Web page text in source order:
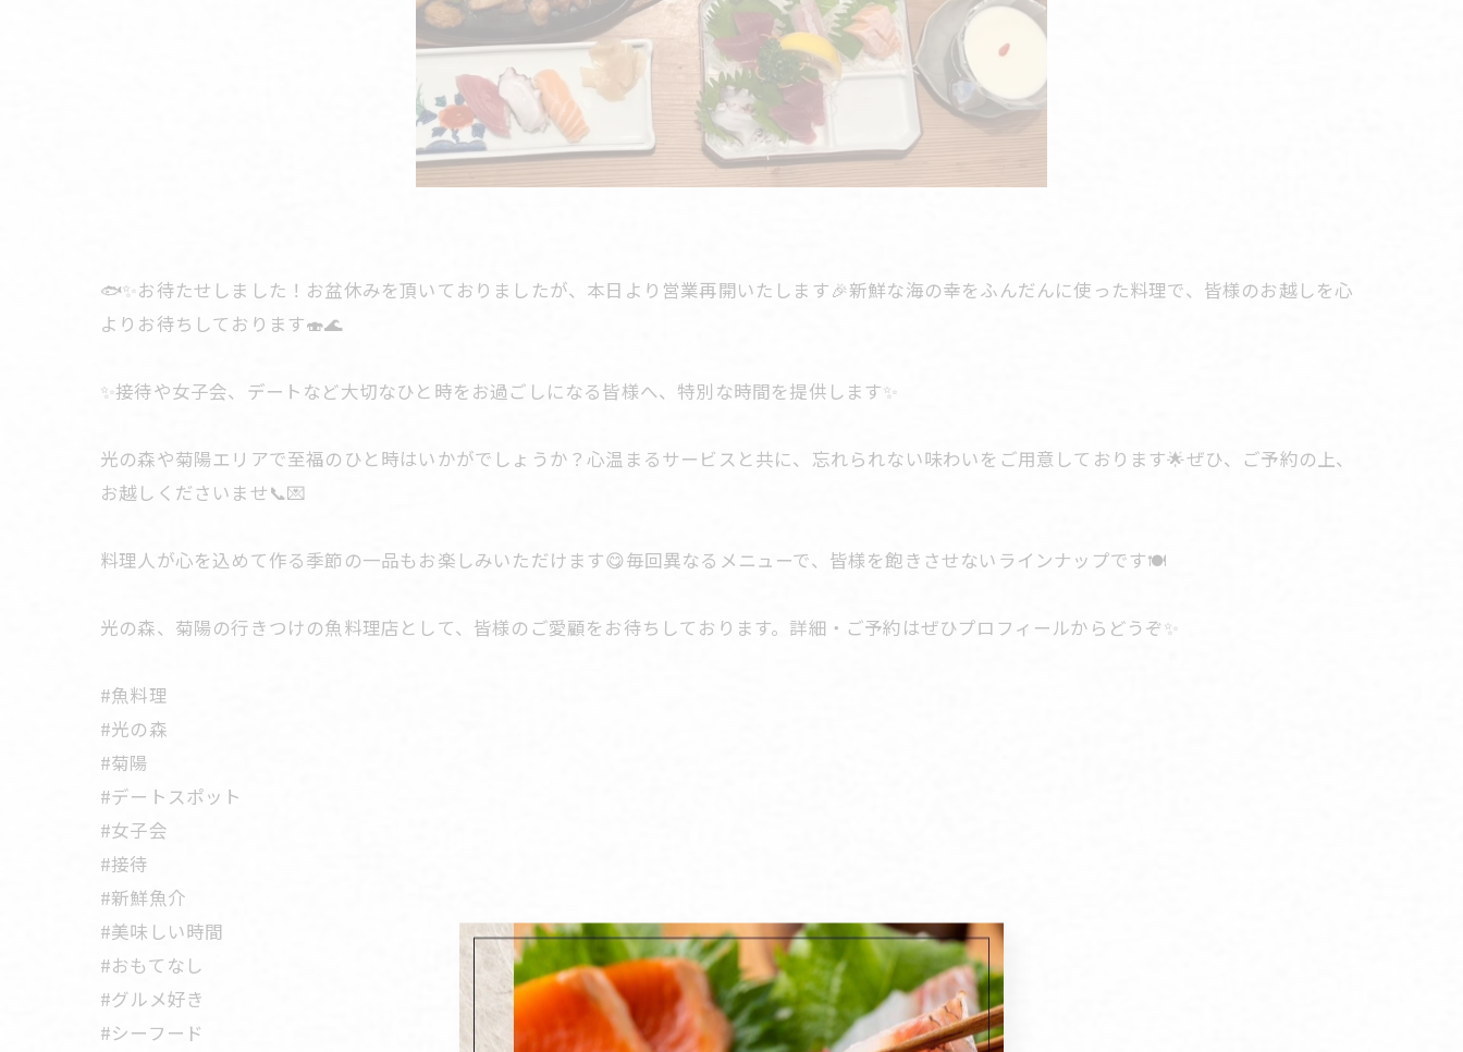
🐟✨お待たせしました！お盆休みを頂いておりましたが、本日より営業再開いたします🎉新鮮な海の幸をふんだんに使った料理で、皆様のお越しを心
よりお待ちしております🍣🌊
✨接待や女子会、デートなど大切なひと時をお過ごしになる皆様へ、特別な時間を提供します✨
光の森や菊陽エリアで至福のひと時はいかがでしょうか？心温まるサービスと共に、忘れられない味わいをご用意しております🌟ぜひ、ご予約の上、
お越しくださいませ📞💌
料理人が心を込めて作る季節の一品もお楽しみいただけます😋毎回異なるメニューで、皆様を飽きさせないラインナップです🍽️
光の森、菊陽の行きつけの魚料理店として、皆様のご愛顧をお待ちしております。詳細・ご予約はぜひプロフィールからどうぞ✨
#魚料理
#光の森
#菊陽
#デートスポット
#女子会
#接待
#新鮮魚介
#美味しい時間
#おもてなし
#グルメ好き
#シーフード